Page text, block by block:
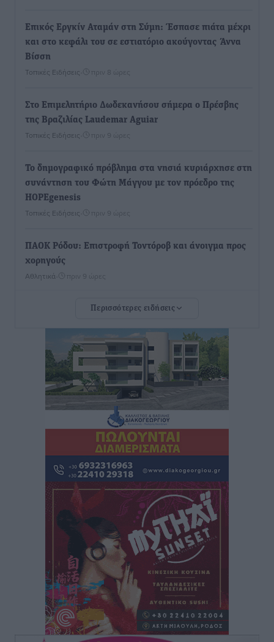
Επικός Εργκίν Αταμάν στη Σύμη: Έσπασε πιάτα μέχρι
και στο κεφάλι του σε εστιατόριο ακούγοντας Άννα
Βίσση
Τοπικές Ειδήσεις πριν 8 ώρες
Στο Επιμελητήριο Δωδεκανήσου σήμερα ο Πρέσβης
της Βραζιλίας Laudemar Aguiar
Τοπικές Ειδήσεις πριν 9 ώρες
To δημογραφικό πρόβλημα στα νησιά κυριάρχησε στη
συνάντηση του Φώτη Μάγγου με τον πρόεδρο της
HOPEgenesis
Τοπικές Ειδήσεις πριν 9 ώρες
ΠΑΟΚ Ρόδου: Επιστροφή Τοντόροβ και άνοιγμα προς
χορηγούς
Αθλητικά πριν 9 ώρες
Rhodes Beyond Summer – Εκεί που το καλοκαίρι
πριν 9 ώρες
Κικίλιας: Μειώθηκαν κατά 34% οι μεταναστευτικές
ροές στα θαλάσσια σύνορα
Κως: Γερμανός τουρίστας κέρδισε αποζημίωση 900
ευρώ επειδή δεν βρήκε ξαπλώστρες στις
οικογενειακές διακοπές του
Τοπικές Ειδήσεις• πριν 9 ώρες
Ο γεωεντοπισμός μέσω 112 «έσωσε» Δανό περιπατητή
στη Ρόδο
Τοπικές Ειδήσεις πριν 10 ώρες
Σύμη: Ανασύρθηκε σορός άνδρα – Εξετάζεται αν είναι
ο 8ος Γερμανός που αγνοούνταν μετά την παράσυρσή
ιστιοφόρου
Τοπικές Ειδήσεις• πριν 10 ώρες
Περισσότερες ειδήσεις